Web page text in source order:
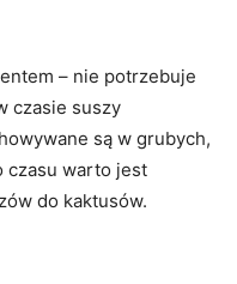
– nie potrzebuje
czasie suszy
są w grubych,
czasu warto jest
do kaktusów.